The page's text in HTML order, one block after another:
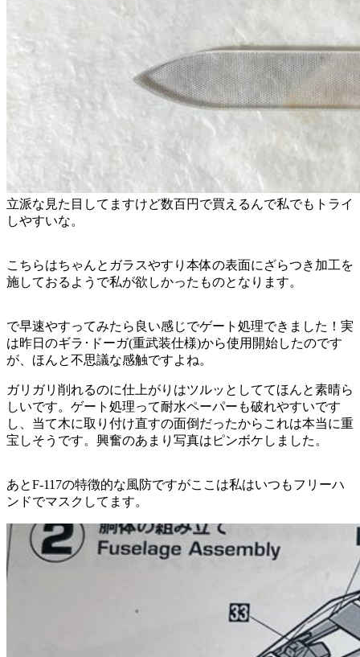
立派な見た目してますけど数百円で買えるんで私でもトライ
しやすいな。
こちらはちゃんとガラスやすり本体の表面にざらつき加工を
施しておるようで私が欲しかったものとなります。
で早速やすってみたら良い感じでゲート処理できました！実
は昨日のギラ･ドーガ(重武装仕様)から使用開始したのです
が、ほんと不思議な感触ですよね。
ガリガリ削れるのに仕上がりはツルッとしててほんと素晴ら
しいです。ゲート処理って耐水ペーパーも破れやすいです
し、当て木に取り付け直すの面倒だったからこれは本当に重
宝しそうです。興奮のあまり写真はピンボケしました。
あとF-117の特徴的な風防ですがここは私はいつもフリーハ
ンドでマスクしてます。